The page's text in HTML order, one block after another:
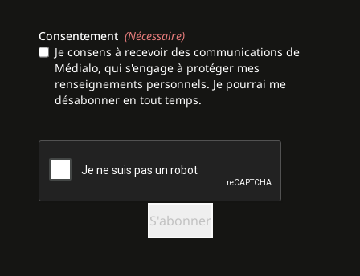
Consentement (Nécessaire)
Je consens à recevoir des communications de
Médialo, qui s'engage à protéger mes
renseignements personnels. Je pourrai me
désabonner en tout temps.